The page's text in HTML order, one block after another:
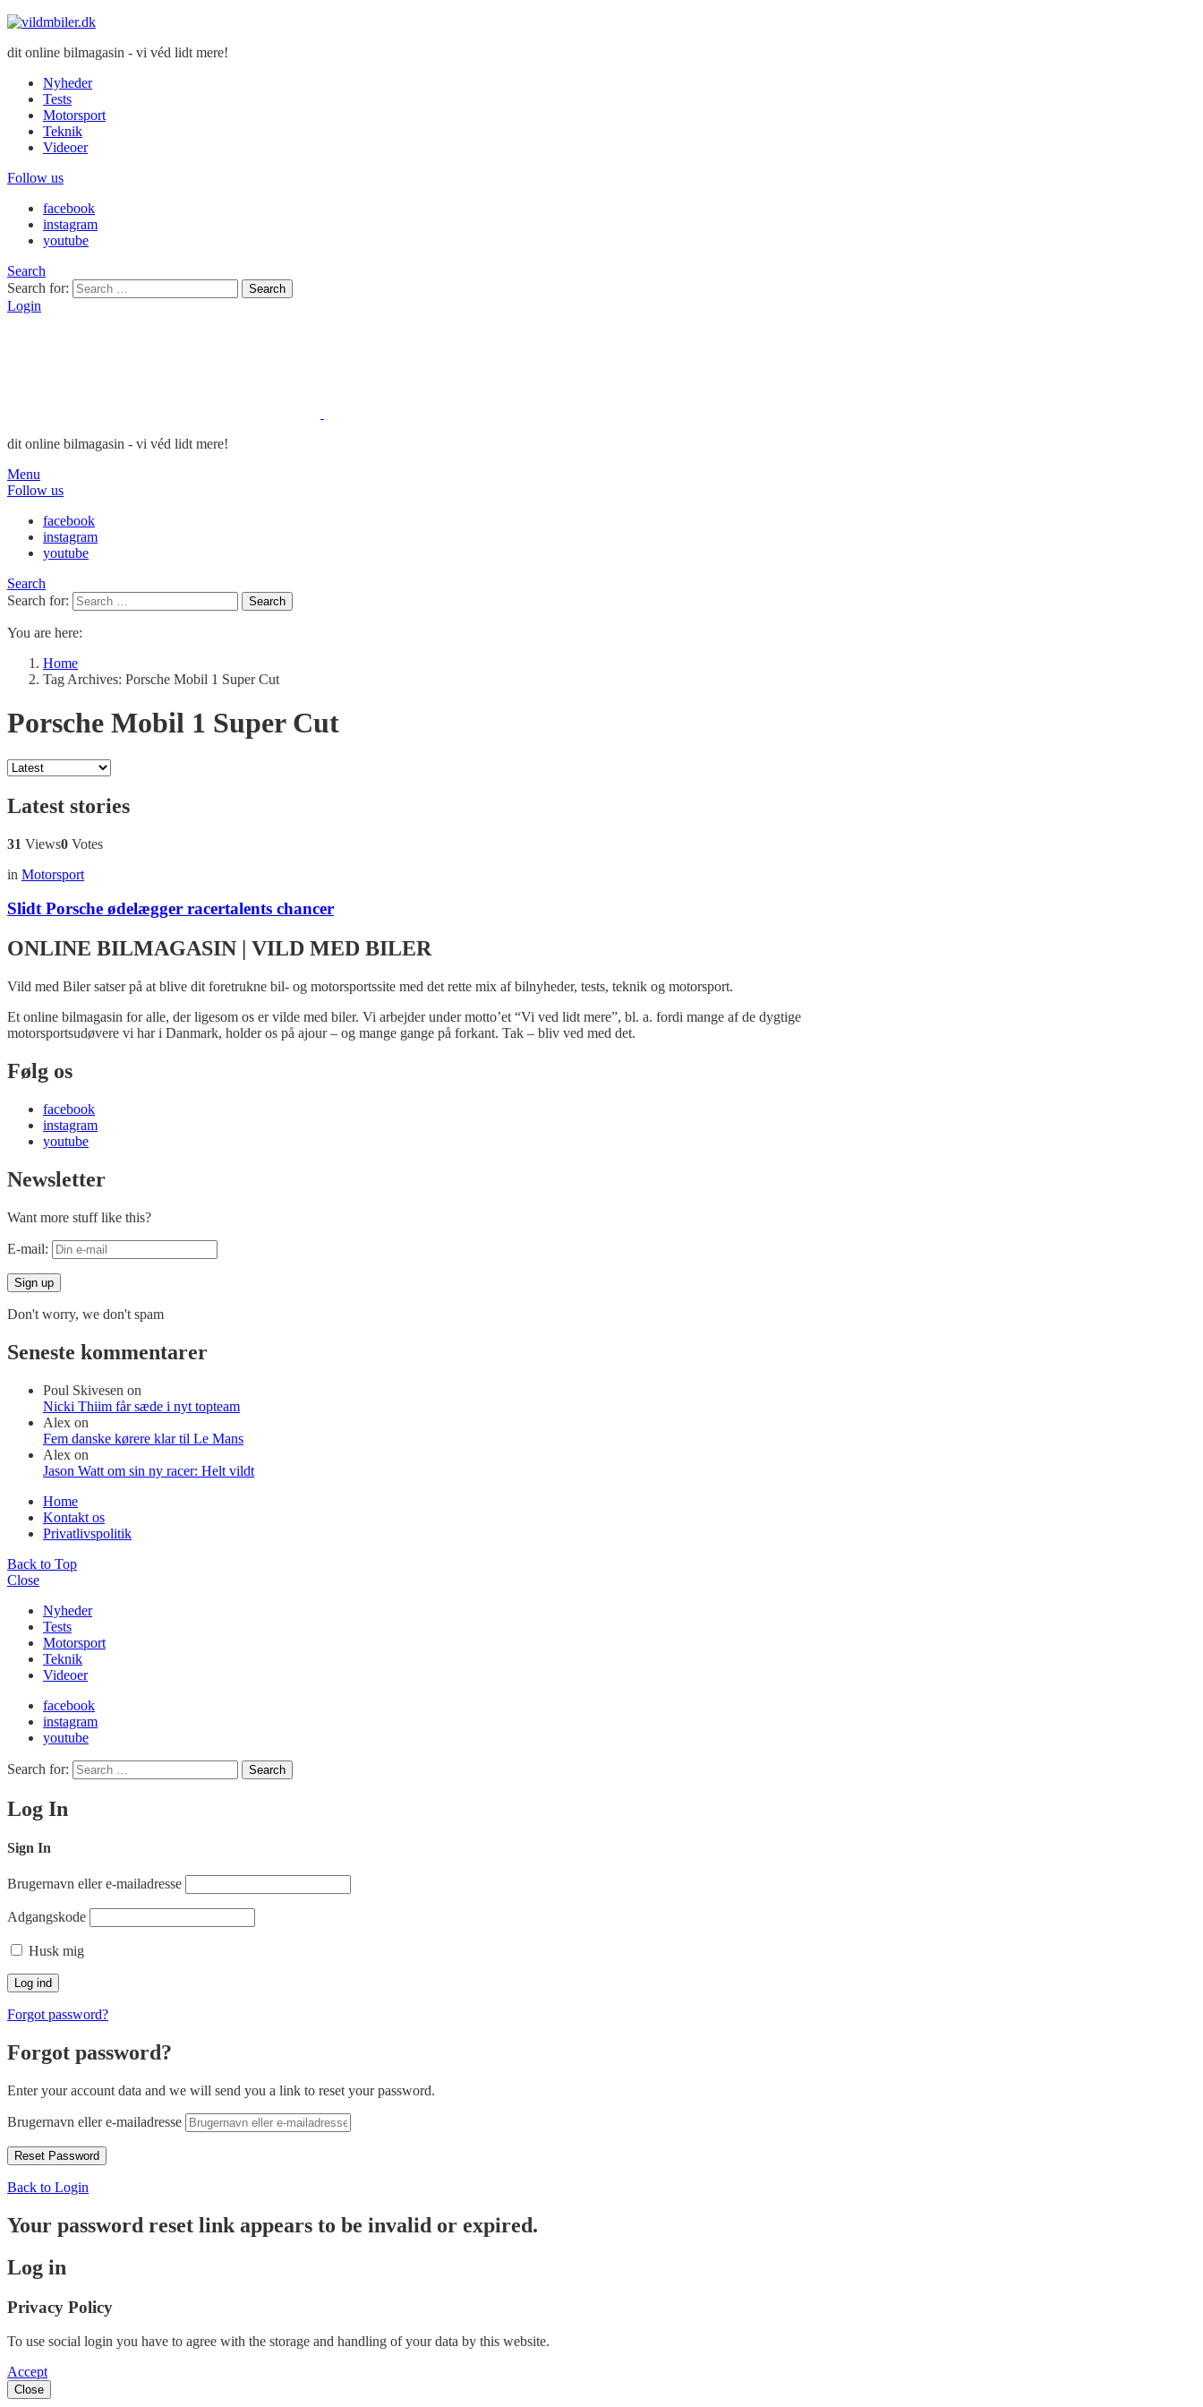
dit online bilmagasin - vi véd lidt mere!
Nyheder
Tests
Motorsport
Teknik
Videoer
Follow us
facebook
instagram
youtube
Search
Search for:
Search
Login
dit online bilmagasin - vi véd lidt mere!
Menu
Follow us
facebook
instagram
youtube
Search
Search for:
Search
You are here:
Home
Tag Archives: Porsche Mobil 1 Super Cut
Porsche Mobil 1 Super Cut
Latest stories
31 Views0 Votes
in Motorsport
Slidt Porsche ødelægger racertalents chancer
ONLINE BILMAGASIN | VILD MED BILER
Vild med Biler satser på at blive dit foretrukne bil- og motorsportssite med det rette mix af bilnyheder, tests, teknik og motorsport.
Et online bilmagasin for alle, der ligesom os er vilde med biler. Vi arbejder under motto’et “Vi ved lidt mere”, bl. a. fordi mange af de dygtige
motorsportsudøvere vi har i Danmark, holder os på ajour – og mange gange på forkant. Tak – bliv ved med det.
Følg os
facebook
instagram
youtube
Newsletter
Want more stuff like this?
E-mail:
Don't worry, we don't spam
Seneste kommentarer
Poul Skivesen on
Nicki Thiim får sæde i nyt topteam
Alex on
Fem danske kørere klar til Le Mans
Alex on
Jason Watt om sin ny racer: Helt vildt
Home
Kontakt os
Privatlivspolitik
Back to Top
Close
Nyheder
Tests
Motorsport
Teknik
Videoer
facebook
instagram
youtube
Search for: Search
Log In
Sign In
Brugernavn eller e-mailadresse
Adgangskode
Husk mig
Forgot password?
Forgot password?
Enter your account data and we will send you a link to reset your password.
Brugernavn eller e-mailadresse
Back to Login
Your password reset link appears to be invalid or expired.
Log in
Privacy Policy
To use social login you have to agree with the storage and handling of your data by this website.
Accept
Close